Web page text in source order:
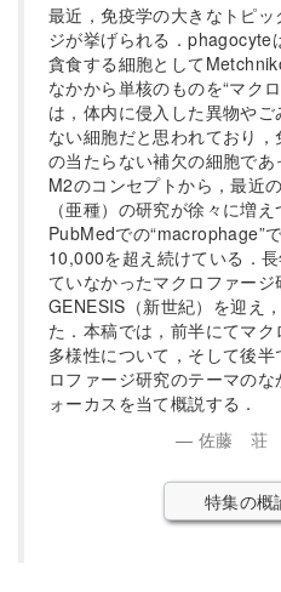
最近，免疫学の大きなトピ
ジが挙げられる．phagocyte
貪食する細胞として
なかから単核のものを“マク
は，体内に侵入した異物や
ない細胞だと思われており
の当たらない補欠の細胞で
M2のコンセプトから，最近
（亜種）の研究が徐々に増
PubMedでの“macrophage”
10,000を超え続けている．
ていなかったマクロファー
GENESIS（新世紀）を迎え
た．本稿では，前半にてマ
多様性について，そして後
ロファージ研究のテーマの
ォーカスを当て概説する．
佐藤 荘
特集の概